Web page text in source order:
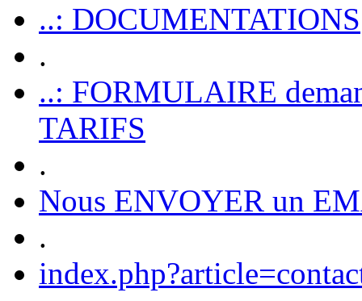
..: DOCUMENTATIONS
.
..: FORMULAIRE
TARIFS
.
Nous ENVOYER un
.